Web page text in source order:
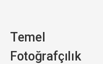
Temel
Fotoğrafçılık